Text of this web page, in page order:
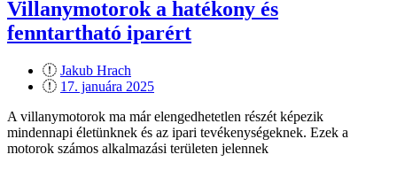
Villanymotorok a hatékony és
fenntartható iparért
Jakub Hrach
Posted
17. januára 2025
A villanymotorok ma már elengedhetetlen részét képezik
mindennapi életünknek és az ipari tevékenységeknek. Ezek a
motorok számos alkalmazási területen jelennek